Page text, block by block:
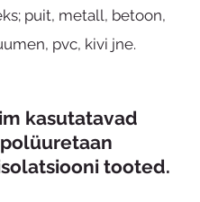
puit, metall, betoon,
pvc, kivi jne.
kasutatavad
polüuretaan
tooted.